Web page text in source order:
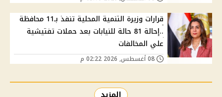
قرارات وزيرة التنمية المحلية تنفذ بـ11 محافظة
..إحالة 81 حالة للنيابات بعد حملات تفتيشية
علي المخالفات